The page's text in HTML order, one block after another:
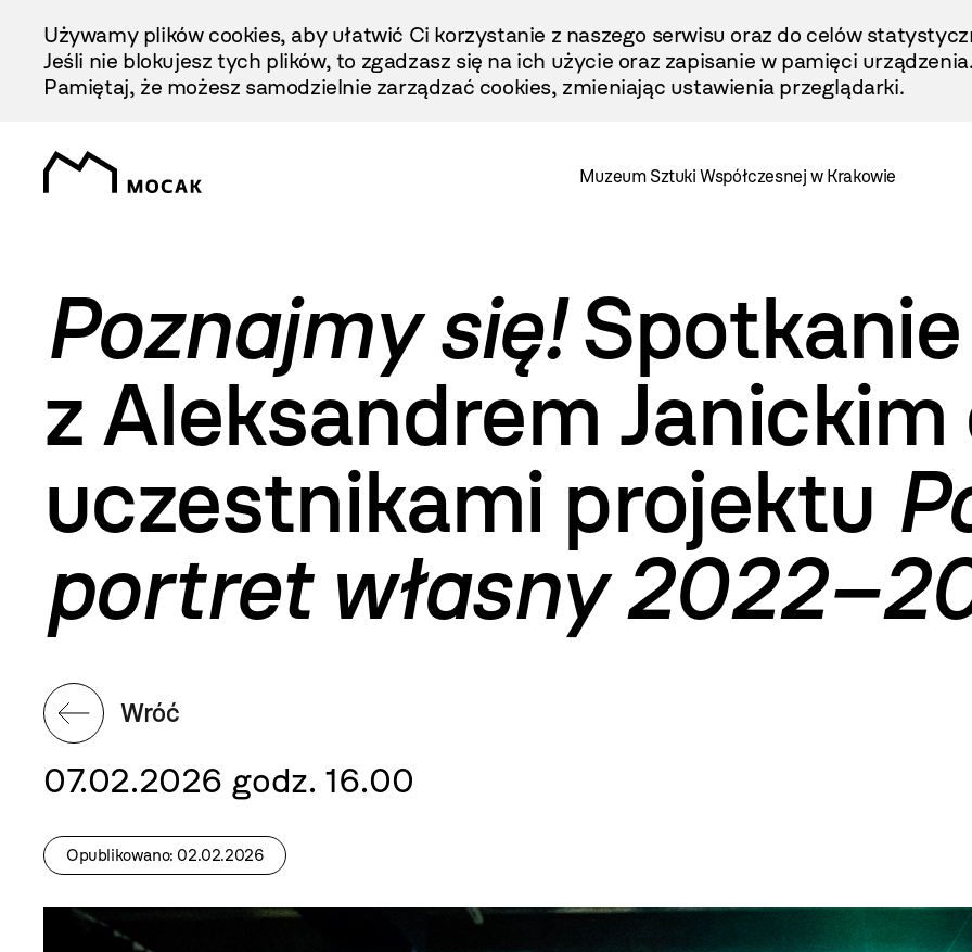
Treści
Używamy plików cookies, aby ułatwić Ci korzystanie z naszego serwisu oraz do celów
Jeśli nie blokujesz tych plików, to zgadzasz się na ich użycie oraz zapisanie w pamięci urządzenia.
Pamiętaj, że możesz samodzielnie zarządzać cookies, zmieniając ustawienia przeglądarki.
Muzeum Sztuki Współczesnej w Krakowie
Poznajmy się!Spotkanie
z Aleksandrem Janickim
uczestnikami projektu
portret własny
Wróć
07.02.2026 godz. 16.00
Opublikowano: 02.02.2026